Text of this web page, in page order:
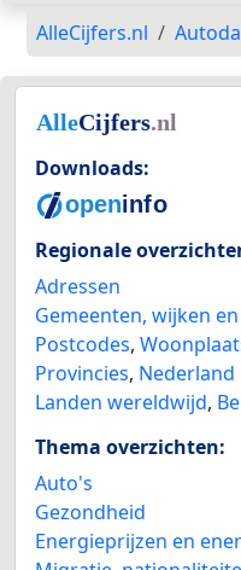
AlleCijfers.nl
Downloads:
Regionale
Adressen
Gemeenten, wijken
Postcodes,
Provincies, Nederland
Landen wereldwijd,
Thema overzichten:
Auto's
Gezondheid
Energieprijzen en